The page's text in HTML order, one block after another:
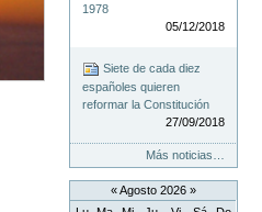
1978
05/12/2018
Siete de cada diez
españoles quieren
reformar la Constitución
27/09/2018
Más noticias…
«Agosto 2026 »